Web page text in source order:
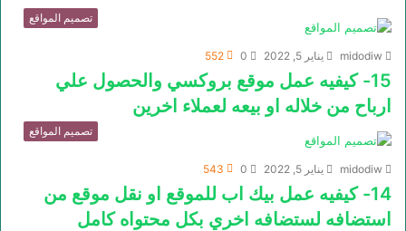
تصميم المواقع
midodiw يناير 5, 2022 0
552
15- كيفيه عمل موقع بروكسي والحصول علي
ارباح من خلاله او بيعه لعملاء اخرين
تصميم المواقع
midodiw يناير 5, 2022 0
543
14- كيفيه عمل بيك اب للموقع او نقل موقع من
استضافه لستضافه اخري بكل محتواه كامل